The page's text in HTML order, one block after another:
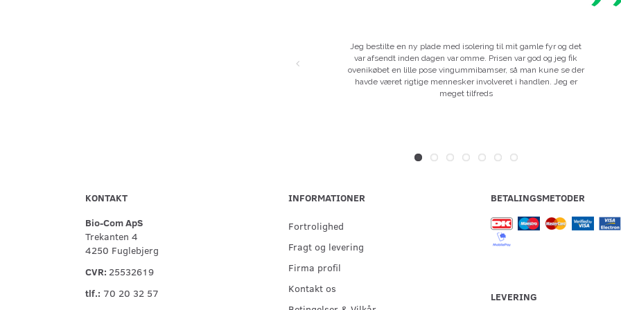
Jeg bestilte en ny plade med isolering til mit gamle fyr og det
var afsendt inden dagen var omme. Prisen var god og jeg fik
ovenikøbet en lille pose vingummibamser, så man kune se der
havde været rigtige mennesker involveret i handlen. Jeg er
meget tilfreds
KONTAKT
Bio-Com ApS
Trekanten 4
4250 Fuglebjerg
CVR: 25532619
tlf.: 70 20 32 57
INFORMATIONER
Fortrolighed
Fragt og levering
Firma profil
Kontakt os
BETALINGSMETODER
LEVERING